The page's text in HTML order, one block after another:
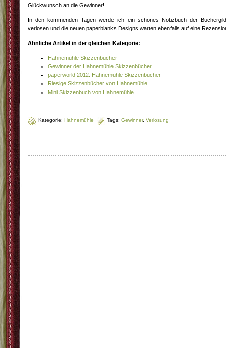
Glückwunsch an die Gewinner!
In den kommenden Tagen werde ich ein schönes Notizbuch der
verlosen und die neuen paperblanks Designs warten ebenfalls auf eine
Ähnliche Artikel in der gleichen Kategorie:
Hahnemühle Skizzenbücher
Gewinner der Hahnemühle Skizzenbücher
paperworld 2012: Hahnemühle Skizzenbücher
Riesige Skizzenbücher von Hahnemühle
Mini Skizzenbuch von Hahnemühle
Kategorie: Hahnemühle Tags: Gewinner, Verlosung